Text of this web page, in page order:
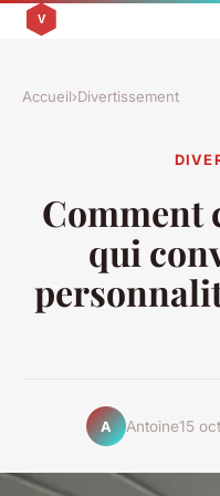
Accueil›Divertissement
Comment
qui
A Antoine15